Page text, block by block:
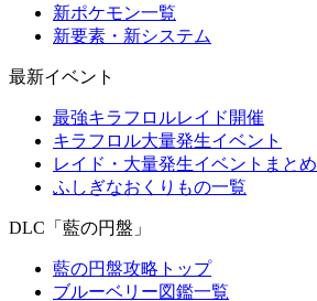
新ポケモン一覧
新要素・新システム
最新イベント
最強キラフロルレイド開催
キラフロル大量発生イベント
レイド・大量発生イベントまとめ
ふしぎなおくりもの一覧
DLC「藍の円盤」
藍の円盤攻略トップ
ブルーベリー図鑑一覧